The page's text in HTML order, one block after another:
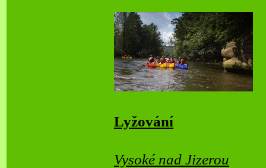
Lyžování
Vysoké nad Jizerou